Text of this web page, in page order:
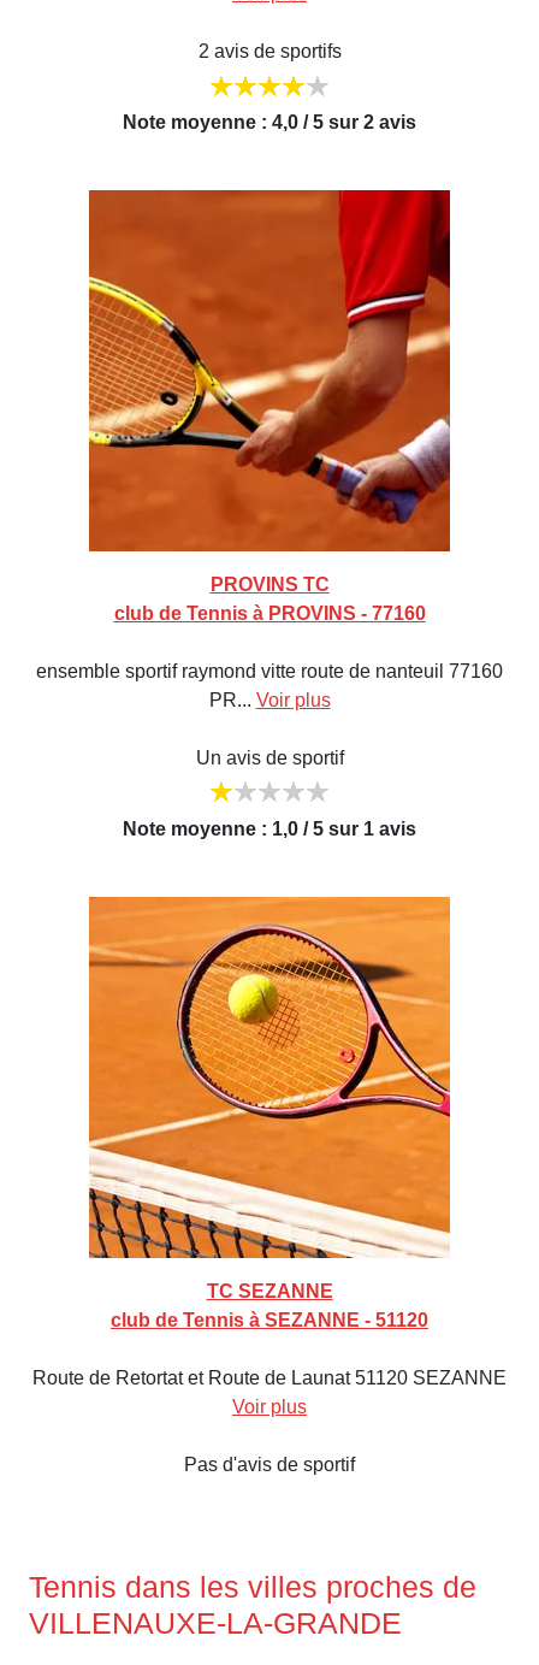
2 avis de sportifs
Note moyenne : 4,0 / 5 sur 2 avis
PROVINS TC
club de Tennis à PROVINS - 77160
ensemble sportif raymond vitte route de nanteuil 77160
PR... Voir plus
Un avis de sportif
Note moyenne : 1,0 / 5 sur 1 avis
TC SEZANNE
club de Tennis à SEZANNE - 51120
Route de Retortat et Route de Launat 51120 SEZANNE
Voir plus
Pas d'avis de sportif
Tennis dans les villes proches de
VILLENAUXE-LA-GRANDE